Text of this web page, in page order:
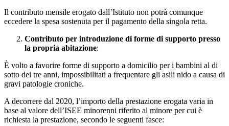
Il contributo mensile erogato dall’Istituto non potrà comunque
eccedere la spesa sostenuta per il pagamento della singola retta.
Contributo per introduzione di forme di supporto presso
la propria abitazione:
È volto a favorire forme di supporto a domicilio per i bambini al di
sotto dei tre anni, impossibilitati a frequentare gli asili nido a causa di
gravi patologie croniche.
A decorrere dal 2020, l’importo della prestazione erogata varia in
base al valore dell’ISEE minorenni riferito al minore per cui è
richiesta la prestazione, secondo le seguenti fasce: